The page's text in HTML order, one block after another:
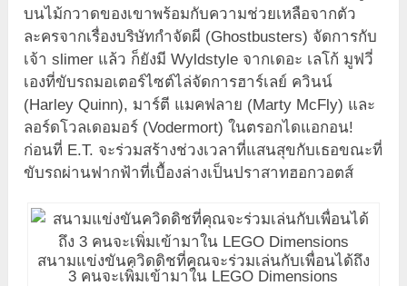
บนไม้กวาดของเขาพร้อมกับความช่วยเหลือจากตัว
ละครจากเรื่องบริษัทกำจัดผี (Ghostbusters) จัดการกับ
เจ้า slimer แล้ว ก็ยังมี Wyldstyle จากเดอะ เลโก้ มูฟวี่
เองที่ขับรถมอเตอร์ไซต์ไล่จัดการฮาร์เลย์ ควินน์
(Harley Quinn), มาร์ตี แมคฟลาย (Marty McFly) และ
ลอร์ดโวลเดอมอร์ (Vodermort) ในตรอกไดแอกอน!
ก่อนที่ E.T. จะร่วมสร้างช่วงเวลาที่แสนสุขกับเธอขณะที่
ขับรถผ่านฟากฟ้าที่เบื้องล่างเป็นปราสาทฮอกวอตส์
สนามแข่งขันควิดดิชที่คุณจะร่วมเล่นกับเพื่อนได้ถึง
3 คนจะเพิ่มเข้ามาใน LEGO Dimensions